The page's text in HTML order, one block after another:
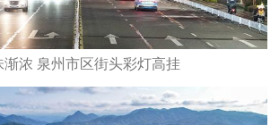
渐浓 泉州市区街头彩灯高挂